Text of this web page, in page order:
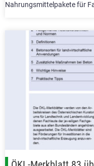
Nahrungsmittelpakete für